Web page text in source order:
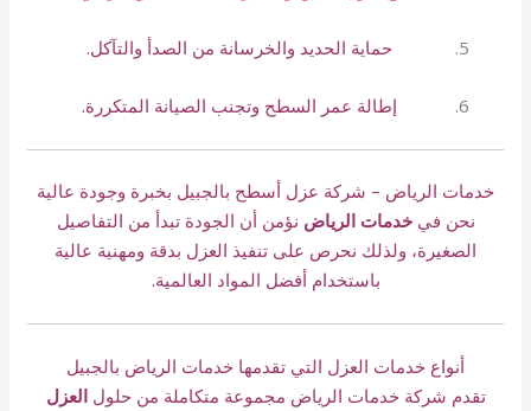
حماية الحديد والخرسانة من الصدأ والتآكل.
إطالة عمر السطح وتجنب الصيانة المتكررة.
خدمات الرياض – شركة عزل أسطح بالجبيل بخبرة وجودة عالية
نحن فيخدمات الرياض نؤمن أن الجودة تبدأ من التفاصيل
الصغيرة، ولذلك نحرص على تنفيذ العزل بدقة ومهنية عالية
باستخدام أفضل المواد العالمية.
أنواع خدمات العزل التي تقدمها خدمات الرياض بالجبيل
تقدم شركة خدمات الرياض مجموعة متكاملة من حلولالعزل